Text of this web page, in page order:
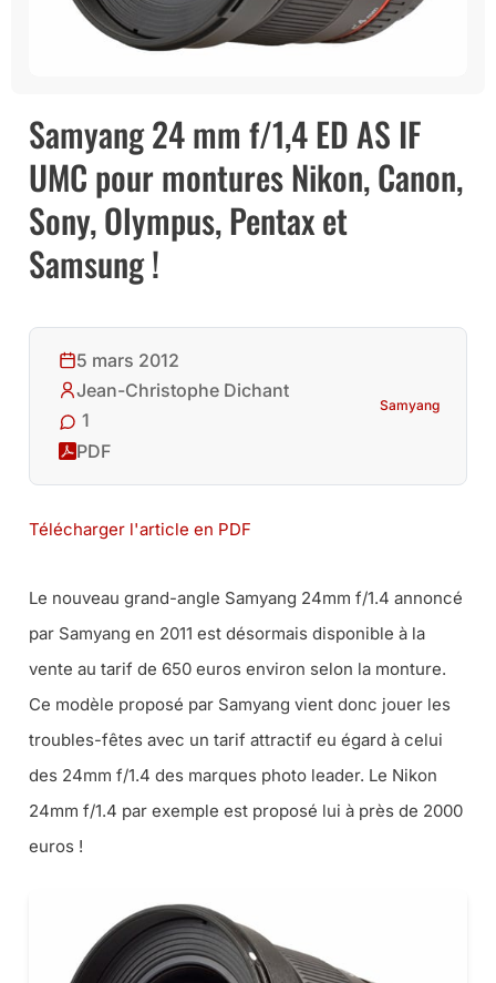
Samyang 24 mm f/1,4 ED AS IF
UMC pour montures Nikon, Canon,
Sony, Olympus, Pentax et
Samsung !
5 mars 2012
Jean-Christophe Dichant
1
PDF
Samyang
Télécharger l'article en PDF
Le nouveau grand-angle Samyang 24mm f/1.4 annoncé
par Samyang en 2011 est désormais disponible à la
vente au tarif de 650 euros environ selon la monture.
Ce modèle proposé par Samyang vient donc jouer les
troubles-fêtes avec un tarif attractif eu égard à celui
des 24mm f/1.4 des marques photo leader. Le Nikon
24mm f/1.4 par exemple est proposé lui à près de 2000
euros !